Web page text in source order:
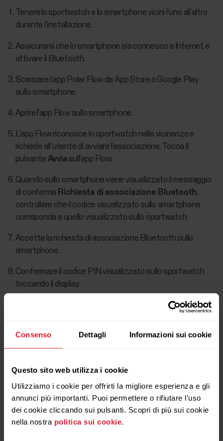
Consenso Dettagli Informazioni sui cookie
Questo sito web utilizza i cookie
Utilizziamo i cookie per offrirti la migliore esperienza e gli
annunci più importanti. Puoi permettere o rifiutare l’uso
dei cookie cliccando sui pulsanti. Scopri di più sui cookie
nella nostra politica sui cookie
Tenere lo sportwatch e lo smartphone vicini l’uno all’altro
durante l’installazione.
Assicurarsi che lo smartphone sia connesso a Internet e
attivare il Bluetooth.
Scaricare l’app Polar Flow da App Store o Google Play
sullo smartphone.
Aprire l’app Flow sullo smartphone.
L’app Flow riconosce lo sportwatch nelle vicinanze e
richiede all’utente di avviare l’associazione. Tocca il
pulsante Avvia sull’app Flow.
Quando sullo smartphone viene visualizzato il messaggio
di conferma Richiesta di associazione Bluetooth,
controllare che il codice visualizzato sullo smartphone
corrisponda a quello visualizzato sullo sportwatch.
Accetta la richiesta di associazione Bluetooth sullo
smartphone.
Confermare il codice PIN visualizzato sullo sportwatch
toccando il display.
Al termine dell’associazione, viene visualizzato
Accedere con le credenziali del proprio account Polar o
crearne uno nuovo. Guideremo l’utente nelle procedure di
Al termine delle impostazioni, toccareSalva e sincronizza
per sincronizzare le impostazioni con lo sportwatch.